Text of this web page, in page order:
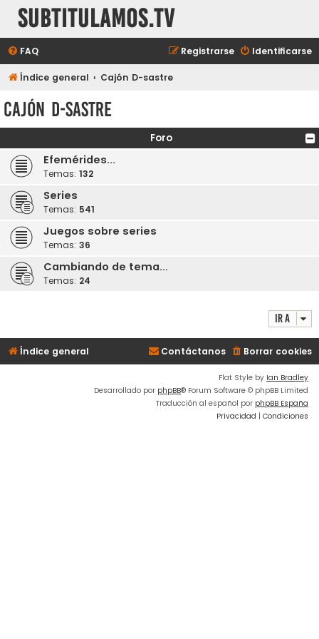
subtitulamos.tv
FAQ Identificarse
Registrarse
Índice general Cajón D-sastre
Cajón D-sastre
Foro
Efemérides...
Temas: 132
Series
Temas: 541
Juegos sobre series
Temas: 36
Cambiando de tema...
Temas: 24
Ir a
Índice general Borrar cookies
Contáctanos
Flat Style by Ian Bradley
Desarrollado por phpBB® Forum Software © phpBB Limited
Traducción al español por phpBB España
Privacidad | Condiciones